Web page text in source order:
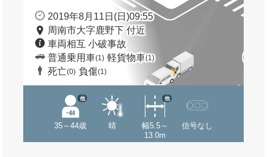
2019年8月11日(日)09:55
周南市大字鹿野下 付近
車両相互 小破事故
普通乗用車(1) 軽貨物車(1)
死亡(0) 負傷(1)
35～44歳
他
晴
幅5.5～
13.0m
他
信号なし